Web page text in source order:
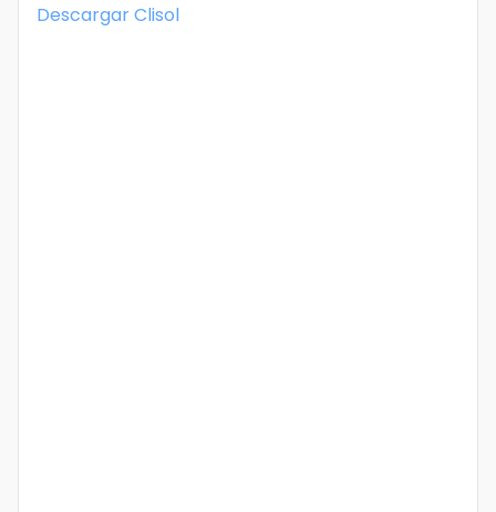
DescargarClisol